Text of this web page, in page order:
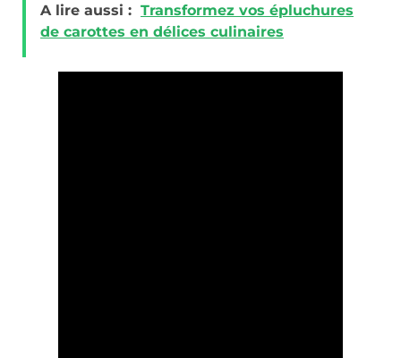
A lire aussi : Transformez vos épluchures
de carottes en délices culinaires